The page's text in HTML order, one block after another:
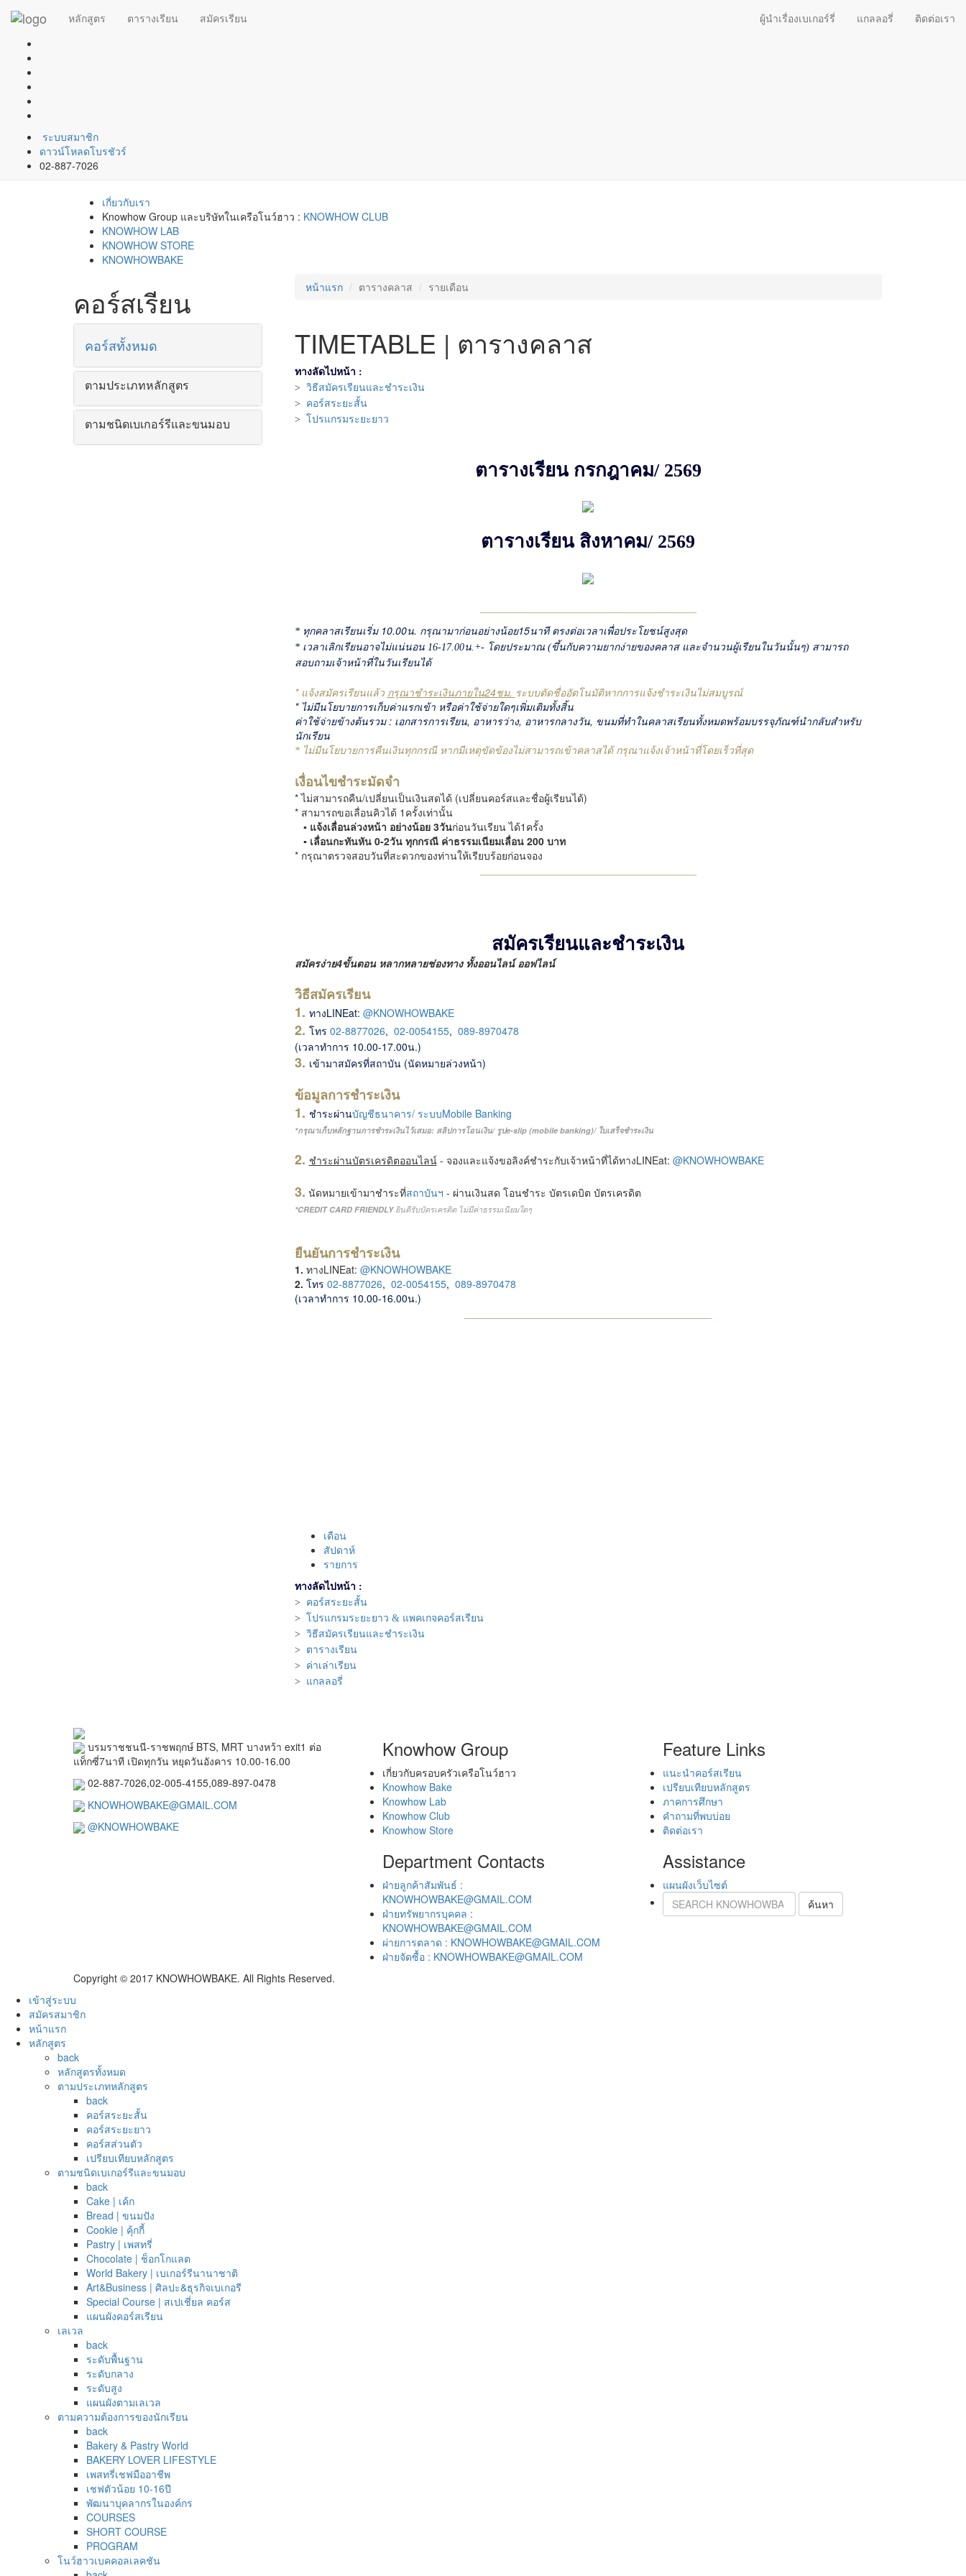
หลักสูตร ตารางเรียน สมัครเรียน ผู้นำเรื่องเบเกอร์รี่ แกลลอรี่ ติดต่อเรา
ระบบสมาชิก
ดาวน์โหลดโบรชัวร์
02-887-7026
เกี่ยวกับเรา
Knowhow Group และบริษัทในเครือโนว์ฮาว : KNOWHOW CLUB
KNOWHOW LAB
KNOWHOW STORE
KNOWHOWBAKE
คอร์สเรียน
คอร์สทั้งหมด
ตามประเภทหลักสูตร
ตามชนิดเบเกอร์รีและขนมอบ
หน้าแรก ตารางคลาส รายเดือน
TIMETABLE | ตารางคลาส
ทางลัดไปหน้า :
> วิธีสมัครเรียนและชำระเงิน
> คอร์สระยะสั้น
>
โปรแกรมระยะยาว
ตารางเรียน กรกฎาคม/ 2569
ตารางเรียน สิงหาคม/ 2569
* ทุกคลาสเรียนเริ่ม 10.00น. กรุณามาก่อนอย่างน้อย15นาที ตรงต่อเวลาเพื่อประโยชน์สูงสุด
* เวลาเลิกเรียนอาจไม่แน่นอน 16-17.00น.+- โดยประมาณ (ขึ้นกับความยากง่ายของคลาส และจำนวนผู้เรียนในวันนั้นๆ) สามารถ
สอบถามเจ้าหน้าที่ในวันเรียนได้
* แจ้งสมัครเรียนแล้ว กรุณาชำระเงินภายใน24ชม. ระบบตัดชื่ออัตโนมัติหากการแจ้งชำระเงินไม่สมบูรณ์
* ไม่มีนโยบายการเก็บค่าแรกเข้า หรือค่าใช้จ่ายใดๆเพิ่มเติมทั้งสิ้น
ค่าใช้จ่ายข้างต้นรวม : เอกสารการเรียน, อาหารว่าง, อาหารกลางวัน, ขนมที่ทำในคลาสเรียนทั้งหมดพร้อมบรรจุภัณฑ์นำกลับสำหรับ
นักเรียน
* ไม่มีนโยบายการคืนเงินทุกกรณี หากมีเหตุขัดข้องไม่สามารถเข้าคลาสได้ กรุณาแจ้งเจ้าหน้าที่โดยเร็วที่สุด
เงื่อนไขชำระมัดจำ
* ไม่สามารถคืน/เปลี่ยนเป็นเงินสดได้ (เปลี่ยนคอร์สและชื่อผู้เรียนได้)
* สามารถขอเลื่อนคิวได้ 1ครั้งเท่านั้น
▪️ แจ้งเลื่อนล่วงหน้า อย่างน้อย 3วันก่อนวันเรียน ได้1ครั้ง
▪️ เลื่อนกะทันหัน 0-2วัน ทุกกรณี ค่าธรรมเนียมเลื่อน 200 บาท
* กรุณาตรวจสอบวันที่สะดวกของท่านให้เรียบร้อยก่อนจอง
สมัครเรียนและชำระเงิน
สมัครง่าย4ขั้นตอน หลากหลายช่องทาง ทั้งออนไลน์ ออฟไลน์
วิธีสมัครเรียน
1. ทางLINEat: @KNOWHOWBAKE
2. โทร 02-8877026, 02-0054155, 089-8970478
(เวลาทำการ 10.00-17.00น.)
3. เข้ามาสมัครที่สถาบัน (นัดหมายล่วงหน้า)
ข้อมูลการชำระเงิน
1. ชำระผ่านบัญชีธนาคาร/ ระบบMobile Banking
*กรุณาเก็บหลักฐานการชำระเงินไว้เสมอ: สลิปการโอนเงิน/ รูปe-slip (mobile banking)/ ใบเสร็จชำระเงิน
2. ชำระผ่านบัตรเครดิตออนไลน์- จองและแจ้งขอลิงค์ชำระกับเจ้าหน้าที่ได้ทางLINEat: @KNOWHOWBAKE
3. นัดหมายเข้ามาชำระที่สถาบันฯ - ผ่านเงินสด โอนชำระ บัตรเดบิต บัตรเครดิต
*CREDIT CARD FRIENDLY ยินดีรับบัตรเครดิต ไม่มีค่าธรรมเนียมใดๆ
ยืนยันการชำระเงิน
1. ทางLINEat: @KNOWHOWBAKE
2. โทร 02-8877026, 02-0054155, 089-8970478
(เวลาทำการ 10.00-16.00น.)
เดือน
สัปดาห์
รายการ
ทางลัดไปหน้า :
> คอร์สระยะสั้น
> โปรแกรมระยะยาว & แพคเกจคอร์สเรียน
> วิธีสมัครเรียนและชำระเงิน
> ตารางเรียน
> ค่าเล่าเรียน
> แกลลอรี่
บรมราชชนนี-ราชพฤกษ์ BTS, MRT บางหว้า exit1 ต่อ
แท็กซี่7นาที เปิดทุกวัน หยุดวันอังคาร 10.00-16.00
02-887-7026,02-005-4155,089-897-0478
KNOWHOWBAKE@GMAIL.COM
@KNOWHOWBAKE
Knowhow Group
เกี่ยวกับครอบครัวเครือโนว์ฮาว
Knowhow Bake
Knowhow Lab
Knowhow Club
Knowhow Store
Department Contacts
ฝ่ายลูกค้าสัมพันธ์ :
KNOWHOWBAKE@GMAIL.COM
ฝ่ายทรัพยากรบุคคล :
KNOWHOWBAKE@GMAIL.COM
ผ่ายการตลาด : KNOWHOWBAKE@GMAIL.COM
ฝ่ายจัดซื้อ : KNOWHOWBAKE@GMAIL.COM
Feature Links
แนะนำคอร์สเรียน
เปรียบเทียบหลักสูตร
ภาคการศึกษา
คำถามที่พบบ่อย
ติดต่อเรา
Assistance
แผนผังเว็บไซต์
ค้นหา
Copyright © 2017 KNOWHOWBAKE. All Rights Reserved.
เข้าสู่ระบบ
สมัครสมาชิก
หน้าแรก
หลักสูตร
back
หลักสูตรทั้งหมด
ตามประเภทหลักสูตร
back
คอร์สระยะสั้น
คอร์สระยะยาว
คอร์สส่วนตัว
เปรียบเทียบหลักสูตร
ตามชนิดเบเกอร์รีและขนมอบ
back
Cake | เค้ก
Bread | ขนมปัง
Cookie | คุ้กกี้
Pastry | เพสทรี่
Chocolate | ช็อกโกแลต
World Bakery | เบเกอร์รีนานาชาติ
Art&Business | ศิลปะ&ธุรกิจเบเกอรี
Special Course | สเปเชี่ยล คอร์ส
แผนผังคอร์สเรียน
เลเวล
back
ระดับพื้นฐาน
ระดับกลาง
ระดับสูง
แผนผังตามเลเวล
ตามความต้องการของนักเรียน
back
Bakery & Pastry World
BAKERY LOVER LIFESTYLE
เพสทรี่เชฟมืออาชีพ
เชฟตัวน้อย 10-16ปี
พัฒนาบุคลากรในองค์กร
COURSES
SHORT COURSE
PROGRAM
โนว์ฮาวเบคคอลเลคชัน